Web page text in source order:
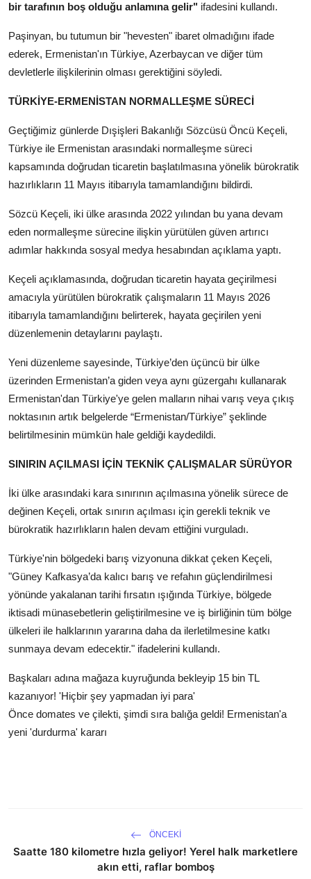
bir tarafının boş olduğu anlamına gelir" ifadesini kullandı.
Paşinyan, bu tutumun bir "hevesten" ibaret olmadığını ifade
ederek, Ermenistan'ın Türkiye, Azerbaycan ve diğer tüm
devletlerle ilişkilerinin olması gerektiğini söyledi.
TÜRKİYE-ERMENİSTAN NORMALLEŞME SÜRECİ
Geçtiğimiz günlerde Dışişleri Bakanlığı Sözcüsü Öncü Keçeli,
Türkiye ile Ermenistan arasındaki normalleşme süreci
kapsamında doğrudan ticaretin başlatılmasına yönelik bürokratik
hazırlıkların 11 Mayıs itibarıyla tamamlandığını bildirdi.
Sözcü Keçeli, iki ülke arasında 2022 yılından bu yana devam
eden normalleşme sürecine ilişkin yürütülen güven artırıcı
adımlar hakkında sosyal medya hesabından açıklama yaptı.
Keçeli açıklamasında, doğrudan ticaretin hayata geçirilmesi
amacıyla yürütülen bürokratik çalışmaların 11 Mayıs 2026
itibarıyla tamamlandığını belirterek, hayata geçirilen yeni
düzenlemenin detaylarını paylaştı.
Yeni düzenleme sayesinde, Türkiye’den üçüncü bir ülke
üzerinden Ermenistan’a giden veya aynı güzergahı kullanarak
Ermenistan'dan Türkiye'ye gelen malların nihai varış veya çıkış
noktasının artık belgelerde “Ermenistan/Türkiye” şeklinde
belirtilmesinin mümkün hale geldiği kaydedildi.
SINIRIN AÇILMASI İÇİN TEKNİK ÇALIŞMALAR SÜRÜYOR
İki ülke arasındaki kara sınırının açılmasına yönelik sürece de
değinen Keçeli, ortak sınırın açılması için gerekli teknik ve
bürokratik hazırlıkların halen devam ettiğini vurguladı.
Türkiye'nin bölgedeki barış vizyonuna dikkat çeken Keçeli,
"Güney Kafkasya’da kalıcı barış ve refahın güçlendirilmesi
yönünde yakalanan tarihi fırsatın ışığında Türkiye, bölgede
iktisadi münasebetlerin geliştirilmesine ve iş birliğinin tüm bölge
ülkeleri ile halklarının yararına daha da ilerletilmesine katkı
sunmaya devam edecektir." ifadelerini kullandı.
Başkaları adına mağaza kuyruğunda bekleyip 15 bin TL
kazanıyor! 'Hiçbir şey yapmadan iyi para'
Önce domates ve çilekti, şimdi sıra balığa geldi! Ermenistan'a
yeni 'durdurma' kararı
ÖNCEKI
Saatte 180 kilometre hızla geliyor! Yerel halk marketlere
akın etti, raflar bomboş